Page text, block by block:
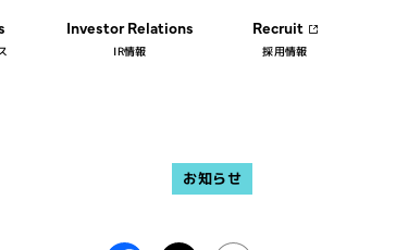
Investor Relations
IR情報
Recruit
採用情報
お知らせ